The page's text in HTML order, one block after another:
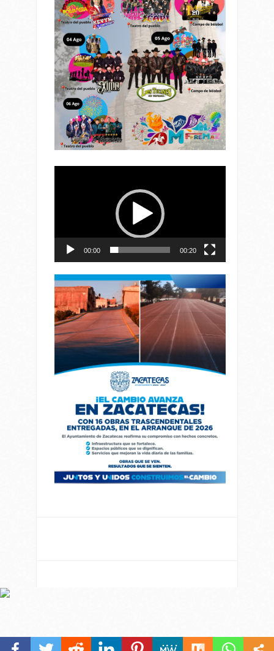
00:00 00:20